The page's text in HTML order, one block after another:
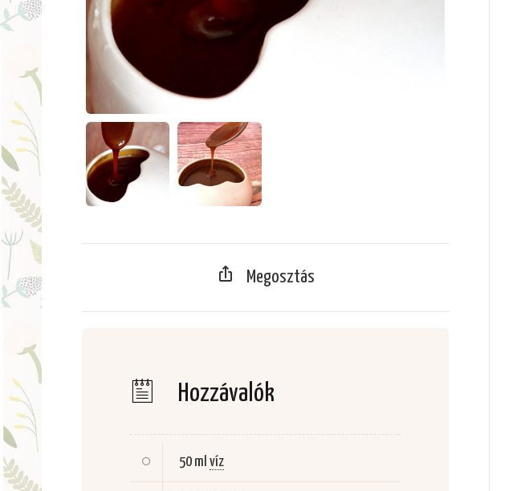
Megosztás
Hozzávalók
50 ml víz